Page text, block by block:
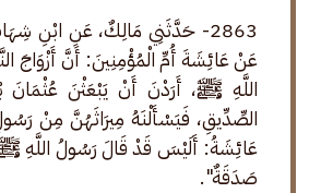
2863- حَدَّثَنِي مَالِكٌ، عَنِ ابْنِ
عَنْ عَائِشَةَ أُمِّ الْمُؤْمِنِينَ: أَنَّ أَزْوَاجَ
اللَّهِ ﷺ، أَرَدْنَ أَنْ يَبْعَثْنَ عُثْمَانَ
الصِّدِّيقِ، فَيَسْأَلْنَهُ مِيرَاثَهُنَّ مِنْ
عَائِشَةُ: أَلَيْسَ قَدْ قَالَ رَسُولُ اللَّهِ ﷺ:
صَدَقَةٌ".